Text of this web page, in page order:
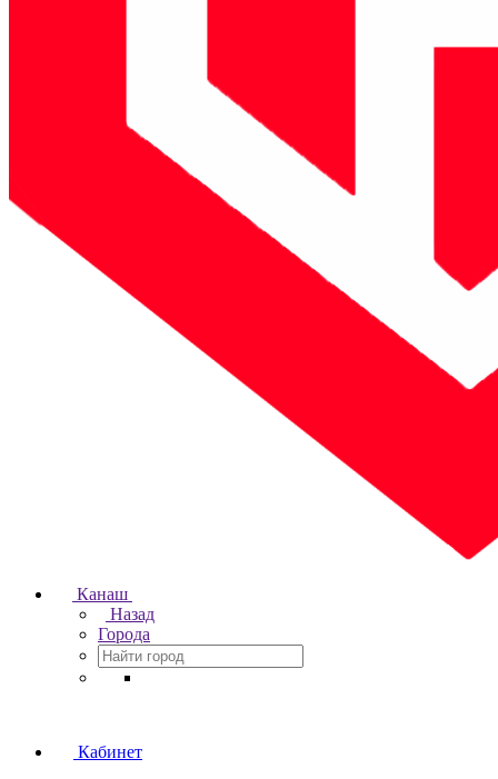
Канаш
Назад
Города
Кабинет